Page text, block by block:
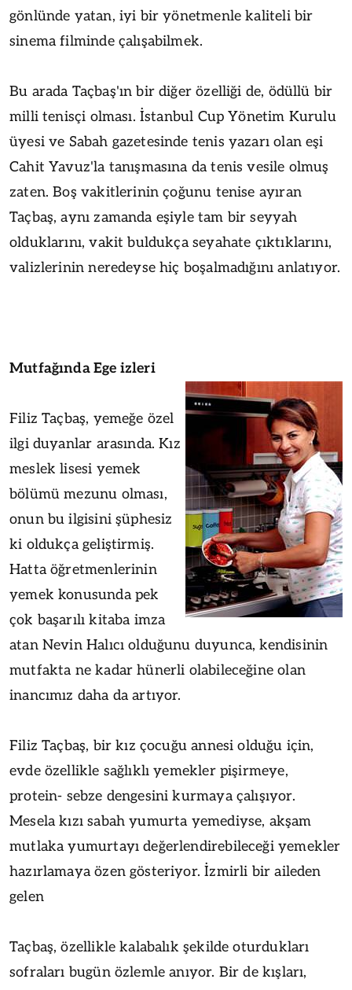
gönlünde yatan, iyi bir yönetmenle kaliteli bir
sinema filminde çalışabilmek.
Bu arada Taçbaş'ın bir diğer özelliği de, ödüllü bir
milli tenisçi olması. İstanbul Cup Yönetim Kurulu
üyesi ve Sabah gazetesinde tenis yazarı olan eşi
Cahit Yavuz'la tanışmasına da tenis vesile olmuş
zaten. Boş vakitlerinin çoğunu tenise ayıran
Taçbaş, aynı zamanda eşiyle tam bir seyyah
olduklarını, vakit buldukça seyahate çıktıklarını,
valizlerinin neredeyse hiç boşalmadığını anlatıyor.
Mutfağında Ege izleri
Filiz Taçbaş, yemeğe özel
ilgi duyanlar arasında. Kız
meslek lisesi yemek
bölümü mezunu olması,
onun bu ilgisini şüphesiz
ki oldukça geliştirmiş.
Hatta öğretmenlerinin
yemek konusunda pek
çok başarılı kitaba imza
atan Nevin Halıcı olduğunu duyunca, kendisinin
mutfakta ne kadar hünerli olabileceğine olan
inancımız daha da artıyor.
Filiz Taçbaş, bir kız çocuğu annesi olduğu için,
evde özellikle sağlıklı yemekler pişirmeye,
protein- sebze dengesini kurmaya çalışıyor.
Mesela kızı sabah yumurta yemediyse, akşam
mutlaka yumurtayı değerlendirebileceği yemekler
hazırlamaya özen gösteriyor. İzmirli bir aileden
gelen
Taçbaş, özellikle kalabalık şekilde oturdukları
sofraları bugün özlemle anıyor. Bir de kışları,